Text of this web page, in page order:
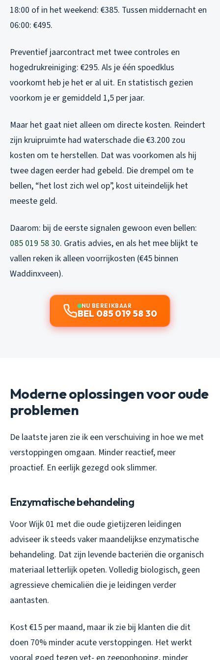
18:00 of in het weekend: €385. Tussen middernacht en
06:00: €495.
Preventief jaarcontract met twee controles en
hogedrukreiniging: €295. Als je één spoedklus
voorkomt heb je het er al uit. En statistisch gezien
voorkom je er gemiddeld 1,5 per jaar.
Maar het gaat niet alleen om directe kosten. Reindert
zijn kruipruimte had waterschade die €3.200 zou
kosten om te herstellen. Dat was voorkomen als hij
twee dagen eerder had gebeld. Die drempel om te
bellen, “het lost zich wel op”, kost uiteindelijk het
meeste geld.
Daarom: bij de eerste signalen gewoon even bellen:
085 019 58 30. Gratis advies, en als het mee blijkt te
vallen reken ik alleen voorrijkosten (€45 binnen
Waddinxveen).
NU BEREIKBAAR
BEL 085 019 58 30
Moderne oplossingen voor oude
problemen
De laatste jaren zie ik een verschuiving in hoe we met
verstoppingen omgaan. Minder reactief, meer
proactief. En eerlijk gezegd ook slimmer.
Enzymatische behandeling
Voor Wijk 01 met die oude gietijzeren leidingen
adviseer ik steeds vaker maandelijkse enzymatische
behandeling. Dat zijn levende bacteriën die organisch
materiaal letterlijk opeten. Volledig biologisch, geen
agressieve chemicaliën die je leidingen verder
aantasten.
Kost €15 per maand, maar ik zie bij klanten die dit
doen 70% minder acute verstoppingen. Het werkt